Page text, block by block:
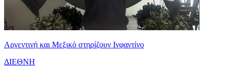
Αργεντινή και Μεξικό στηρίζουν Ινφαντίνο
ΔΙΕΘΝΗ